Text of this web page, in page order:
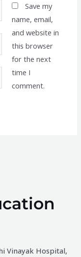
Save my
name, email,
and website in
this browser
for the next
time I
comment.
Vinayak Hospital,